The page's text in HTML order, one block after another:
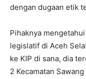
dengan dugaan etik
Pihaknya
legislatif di Aceh
ke KIP di sana, dia
2 Kecamatan